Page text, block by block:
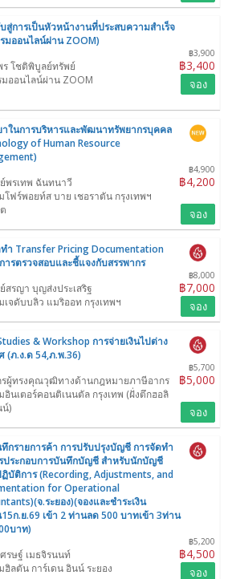
สู่การเป็นหัวหน้างานที่ประสบความสำเร็จ
มออนไลน์ผ่าน ZOOM)
฿3,900
฿3,400
ร โชติพิบูลย์ทรัพย์
ออนไลน์ผ่าน ZOOM
จอง
ในการบริหารและพัฒนาทรัพยากรบุคคล
of Human Resource
฿4,900
฿4,200
พรเทพ ฉันทนาวี
โฟร์พอยท์ส บาย เชอราตัน กรุงเทพฯ
จอง
ำ Transfer Pricing Documentation
ารตรวจสอบและชี้แจงกับสรรพากร
฿8,000
฿7,000
สรญา บุญส่งประเสริฐ
เจดับบลิว แมริออท กรุงเทพฯ
จอง
& Workshop การจ่ายเงินไปต่าง
(ภ.ง.ด 54,ภ.พ.36)
฿5,700
฿5,000
ผู้ทรงคุณวุฒิทางด้านกฎหมายภาษีอากร
อินเตอร์คอนติเนนตัล กรุงเทพ (ฝั่งตึกฮอลิ
น์)
จอง
กรายการค้า การปรับปรุงบัญชี การจัดทำ
รประกอบการบันทึกบัญชี สำหรับนักบัญชี
บัติการ (Recording, Adjustments, and
for Operational
จ.ระยอง)(จองและชำระเงิน
ก.ย.69 เข้า 2 ท่านลด 500 บาทเข้า 3ท่าน
บาท)
฿5,200
฿4,500
ศรษฐ์ เมธจิรนนท์
ฮิลตัน การ์เดน อินน์ ระยอง
จอง